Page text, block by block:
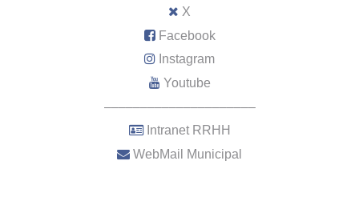
X
Facebook
Instagram
Youtube
–––––––––––––––––––––
Intranet RRHH
WebMail Municipal